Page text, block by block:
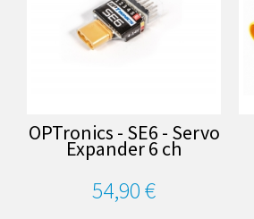
OPTronics - SE6 - Servo
Expander 6 ch
54,90 €